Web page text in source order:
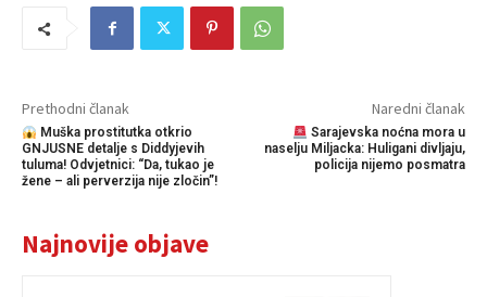
Prethodni članak
Muška prostitutka otkrio
GNJUSNE detalje s Diddyjevih
tuluma! Odvjetnici: “Da, tukao je
žene – ali perverzija nije zločin”!
Naredni članak
Sarajevska noćna mora u
naselju Miljacka: Huligani divljaju,
policija nijemo posmatra
Najnovije objave